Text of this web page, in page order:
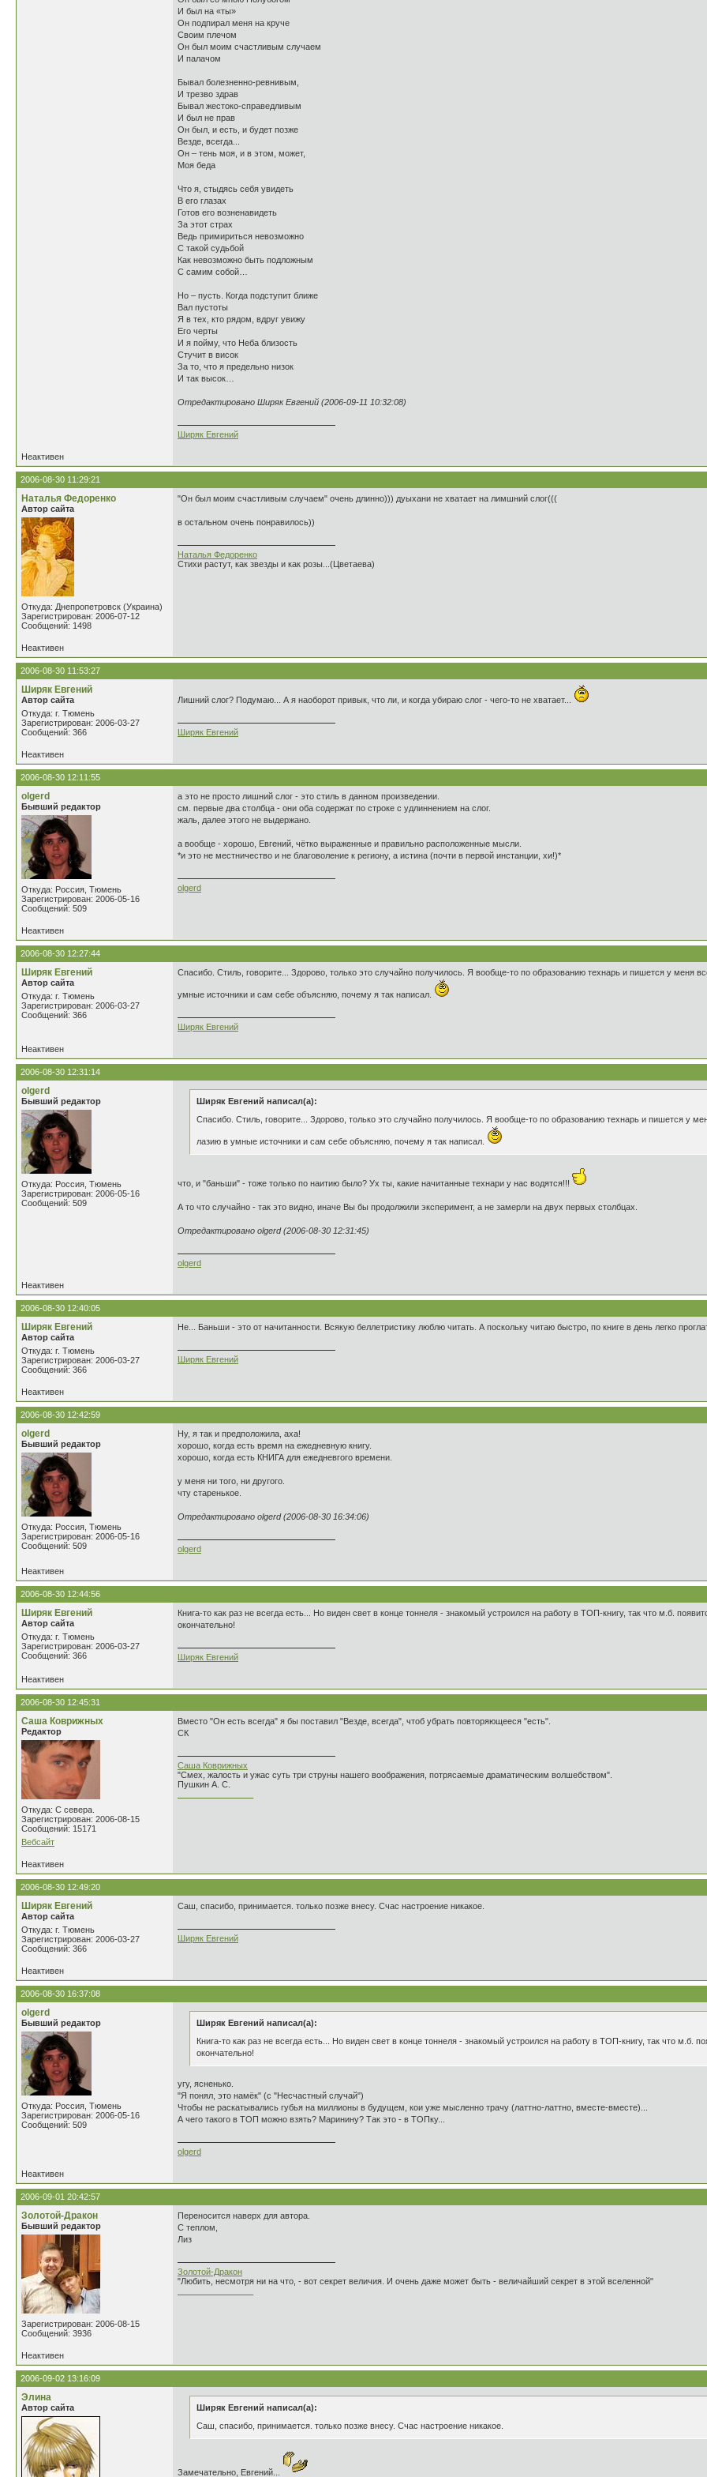
И был на «ты»
Он подпирал меня на круче
Своим плечом
Он был моим счастливым случаем
И палачом
Бывал болезненно-ревнивым,
И трезво здрав
Бывал жестоко-справедливым
И был не прав
Он был, и есть, и будет позже
Везде, всегда...
Он – тень моя, и в этом, может,
Моя беда
Что я, стыдясь себя увидеть
В его глазах
Готов его возненавидеть
За этот страх
Ведь примириться невозможно
С такой судьбой
Как невозможно быть подложным
С самим собой…
Но – пусть. Когда подступит ближе
Вал пустоты
Я в тех, кто рядом, вдруг увижу
Его черты
И я пойму, что Неба близость
Стучит в висок
За то, что я предельно низок
И так высок…
Отредактировано Ширяк Евгений (2006-09-11 10:32:08)
Ширяк Евгений
Неактивен
2006-08-30 11:29:21
Наталья Федоренко
Автор сайта
Откуда: Днепропетровск (Украина)
Зарегистрирован: 2006-07-12
Сообщений: 1498
"Он был моим счастливым случаем" очень длинно))) дуыхани не хватает на лимшний слог(((
в остальном очень понравилось))
Наталья Федоренко
Стихи растут, как звезды и как розы...(Цветаева)
Неактивен
2006-08-30 11:53:27
Ширяк Евгений
Автор сайта
Откуда: г. Тюмень
Зарегистрирован: 2006-03-27
Сообщений: 366
Лишний слог? Подумаю... А я наоборот привык, что ли, и когда убираю слог - чего-то не хватает...
Ширяк Евгений
Неактивен
2006-08-30 12:11:55
olgerd
Бывший редактор
Откуда: Россия, Тюмень
Зарегистрирован: 2006-05-16
Сообщений: 509
а это не просто лишний слог - это стиль в данном произведении.
см. первые два столбца - они оба содержат по строке с удлиннением на слог.
жаль, далее этого не выдержано.
а вообще - хорошо, Евгений, чётко выраженные и правильно расположенные мысли.
*и это не местничество и не благоволение к региону, а истина (почти в первой инстанции, хи!)*
olgerd
Неактивен
2006-08-30 12:27:44
Ширяк Евгений
Автор сайта
Откуда: г. Тюмень
Зарегистрирован: 2006-03-27
Сообщений: 366
Спасибо. Стиль, говорите... Здорово, только это случайно получилось. Я вообще-то по образованию технарь и пишется у меня
умные источники и сам себе объясняю, почему я так написал.
Ширяк Евгений
Неактивен
2006-08-30 12:31:14
olgerd
Бывший редактор
Откуда: Россия, Тюмень
Зарегистрирован: 2006-05-16
Сообщений: 509
Ширяк Евгений написал(а):
Спасибо. Стиль, говорите... Здорово, только это случайно получилось. Я вообще-то по образованию технарь и пишется у
лазию в умные источники и сам себе объясняю, почему я так написал.
что, и "баньши" - тоже только по наитию было? Ух ты, какие начитанные технари у нас водятся!!!
А то что случайно - так это видно, иначе Вы бы продолжили эксперимент, а не замерли на двух первых столбцах.
Отредактировано olgerd (2006-08-30 12:31:45)
olgerd
Неактивен
2006-08-30 12:40:05
Ширяк Евгений
Автор сайта
Откуда: г. Тюмень
Зарегистрирован: 2006-03-27
Сообщений: 366
Не... Баньши - это от начитанности. Всякую беллетристику люблю читать. А поскольку читаю быстро, по книге в день легко
Ширяк Евгений
Неактивен
2006-08-30 12:42:59
olgerd
Бывший редактор
Откуда: Россия, Тюмень
Зарегистрирован: 2006-05-16
Сообщений: 509
Ну, я так и предположила, аха!
хорошо, когда есть время на ежедневную книгу.
хорошо, когда есть КНИГА для ежедневгого времени.
у меня ни того, ни другого.
чту старенькое.
Отредактировано olgerd (2006-08-30 16:34:06)
olgerd
Неактивен
2006-08-30 12:44:56
Ширяк Евгений
Автор сайта
Откуда: г. Тюмень
Зарегистрирован: 2006-03-27
Сообщений: 366
Книга-то как раз не всегда есть... Но виден свет в конце тоннеля - знакомый устроился на работу в ТОП-книгу, так что м.б.
окончательно!
Ширяк Евгений
Неактивен
2006-08-30 12:45:31
Саша Коврижных
Редактор
Откуда: С севера.
Зарегистрирован: 2006-08-15
Сообщений: 15171
Вебсайт
Вместо "Он есть всегда" я бы поставил "Везде, всегда", чтоб убрать повторяющееся "есть".
СК
Саша Коврижных
"Смех, жалость и ужас суть три струны нашего воображения, потрясаемые драматическим волшебством".
Пушкин А. С.
Неактивен
2006-08-30 12:49:20
Ширяк Евгений
Автор сайта
Откуда: г. Тюмень
Зарегистрирован: 2006-03-27
Сообщений: 366
Саш, спасибо, принимается. только позже внесу. Счас настроение никакое.
Ширяк Евгений
Неактивен
2006-08-30 16:37:08
olgerd
Бывший редактор
Откуда: Россия, Тюмень
Зарегистрирован: 2006-05-16
Сообщений: 509
Ширяк Евгений написал(а):
Книга-то как раз не всегда есть... Но виден свет в конце тоннеля - знакомый устроился на работу в ТОП-книгу, так что м.б.
окончательно!
угу, ясненько.
"Я понял, это намёк" (с "Несчастный случай")
Чтобы не раскатывались губья на миллионы в будущем, кои уже мысленно трачу (латтно-латтно, вместе-вместе)...
А чего такого в ТОП можно взять? Маринину? Так это - в ТОПку...
olgerd
Неактивен
2006-09-01 20:42:57
Золотой-Дракон
Бывший редактор
Зарегистрирован: 2006-08-15
Сообщений: 3936
Переносится наверх для автора.
С теплом,
Лиз
Золотой-Дракон
"Любить, несмотря ни на что, - вот секрет величия. И очень даже может быть - величайший секрет в этой вселенной"
Неактивен
2006-09-02 13:16:09
Элина
Автор сайта
Ширяк Евгений написал(а):
Саш, спасибо, принимается. только позже внесу. Счас настроение никакое.
Замечательно, Евгений...